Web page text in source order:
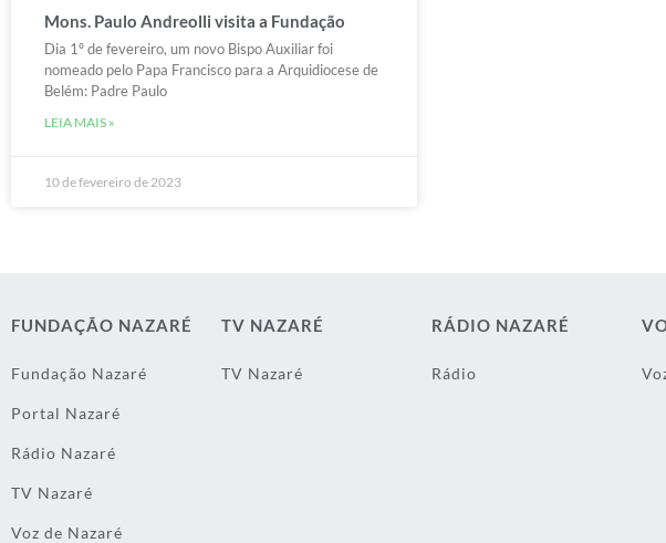
Mons. Paulo Andreolli visita a Fundação
Dia 1º de fevereiro, um novo Bispo Auxiliar foi
nomeado pelo Papa Francisco para a Arquidiocese de
Belém: Padre Paulo
LEIA MAIS »
10 de fevereiro de 2023
FUNDAÇÃO NAZARÉ
Fundação Nazaré
Portal Nazaré
Rádio Nazaré
TV Nazaré
Voz de Nazaré
TV NAZARÉ
TV Nazaré
RÁDIO NAZARÉ
Rádio